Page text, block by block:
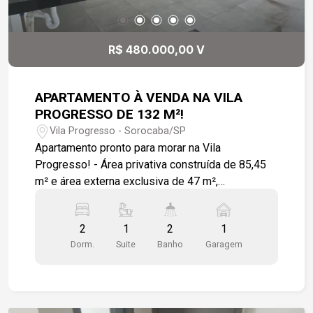
placa.
R$ 480.000,00 V
APARTAMENTO À VENDA NA VILA
PROGRESSO DE 132 M²!
Vila Progresso - Sorocaba/SP
Apartamento pronto para morar na Vila
Progresso! - Área privativa construída de 85,45
m² e área externa exclusiva de 47 m²,
Empreendimento em torre única com elevador. -
O imóvel dispõe de 02 dormitórios, sendo 01
suíte. - Acabamentos entregues com piso em
2
Dorm.
1
Suite
2
Banho
1
Garagem